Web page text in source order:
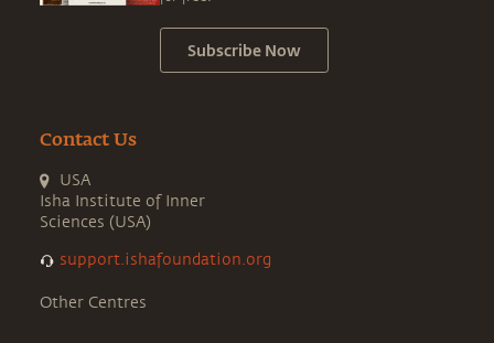
Subscribe Now
Contact Us
USA
Isha Institute of Inner
Sciences (USA)
support.ishafoundation.org
Other Centres